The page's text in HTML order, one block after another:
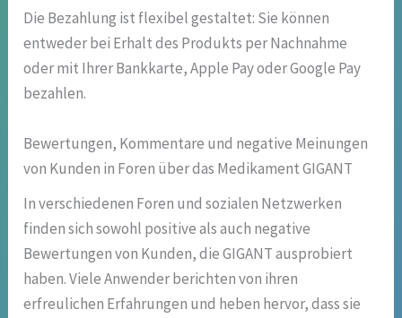
Die Bezahlung ist flexibel gestaltet: Sie können
entweder bei Erhalt des Produkts per Nachnahme
oder mit Ihrer Bankkarte, Apple Pay oder Google Pay
bezahlen.
Bewertungen, Kommentare und negative Meinungen
von Kunden in Foren über das Medikament GIGANT
In verschiedenen Foren und sozialen Netzwerken
finden sich sowohl positive als auch negative
Bewertungen von Kunden, die GIGANT ausprobiert
haben. Viele Anwender berichten von ihren
erfreulichen Erfahrungen und heben hervor, dass sie